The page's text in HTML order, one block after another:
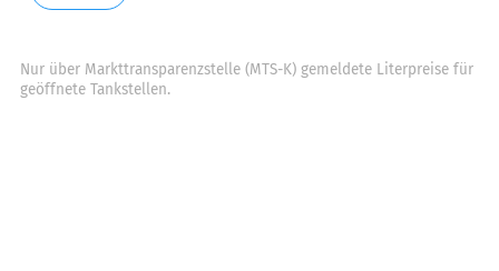
Nur über Markttransparenzstelle (MTS-K) gemeldete Literpreise für
geöffnete Tankstellen.